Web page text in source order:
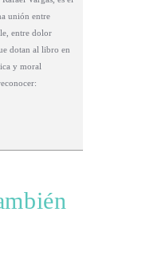
unión entre
entre dolor
dotan al libro en
y moral